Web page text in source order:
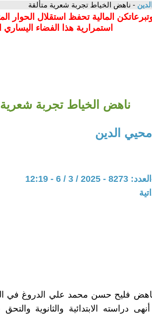
- ناهض الخياط تجربة شعرية متألقة
المالية تحفظ استقلال الحوار
استمرارية هذا الفضاء اليساري
ناهض الخياط تجربة شعرية
الدين
3 / 6 - 12:19
أنهى دراسته الابتدائية والثانوية